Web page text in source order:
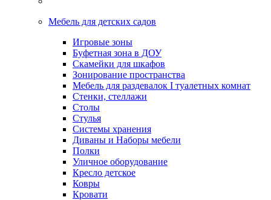
Мебель для детских садов
Игровые зоны
Буфетная зона в ДОУ
Скамейки для шкафов
Зонирование пространства
Мебель для раздевалок I туалетных комнат
Стенки, стеллажи
Столы
Стулья
Системы хранения
Диваны и Наборы мебели
Полки
Уличное оборудование
Кресло детское
Ковры
Кровати